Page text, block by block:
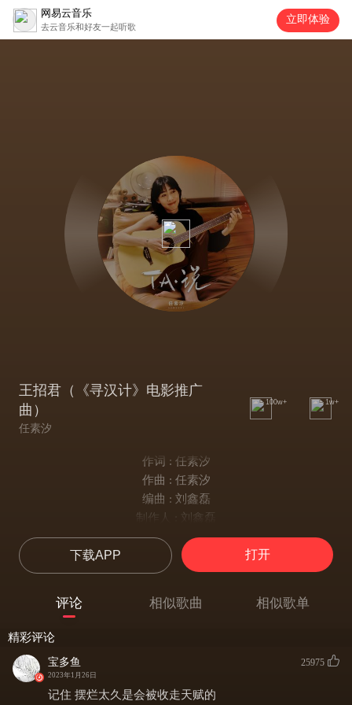
网易云音乐
去云音乐和好友一起听歌
立即体验
王招君（《寻汉计》电影推广
曲）
任素汐
100w+ 1w+
作词 : 任素汐
作曲 : 任素汐
编曲 : 刘鑫磊
制作人 : 刘鑫磊
我多平常
我可以推开过往
我多能撒谎
局是局的局
忘是忘的忘
下载APP 打开
评论 相似歌曲 相似歌单
精彩评论
宝多鱼
2023年1月26日
25975
记住 摆烂太久是会被收走天赋的